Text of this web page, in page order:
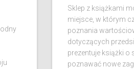
Sklep z książkami
miejsce, w którym
poznania
dotyczących
prezentuje książki o
poznawać nowe